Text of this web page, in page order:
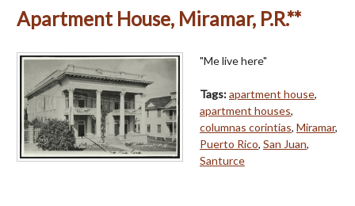
Apartment House, Miramar, P.R.**
"Me live here"
Tags:apartment house,
apartment houses,
columnas corintias, Miramar,
Puerto Rico, San Juan,
Santurce